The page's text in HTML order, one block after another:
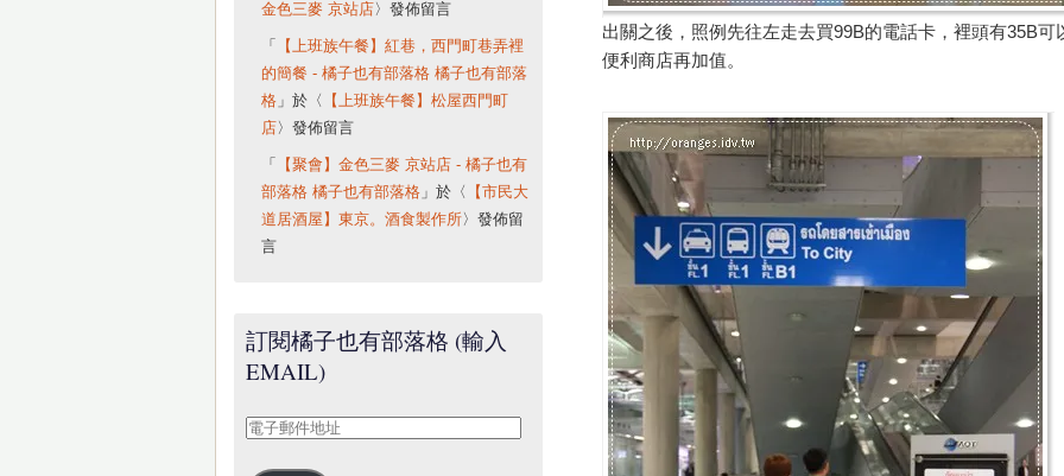
出關之後，照例先往左走去買99B的電話卡，裡頭有35B
便利商店再加值。
金色三麥 京站店 〉發佈留言
「
【上班族午餐】紅巷，西門町巷弄裡
的簡餐 - 橘子也有部落格 橘子也有部落
格」於〈
【上班族午餐】松屋西門町
店 〉發佈留言
「
【聚會】金色三麥 京站店 - 橘子也有
部落格 橘子也有部落格」於〈
【市民大
道居酒屋】東京。酒食製作所〉發佈留
言
訂閱橘子也有部落格 (輸入
EMAIL)
電